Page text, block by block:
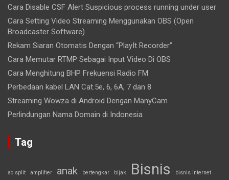
Cara Disable CSF Alert Suspicious process running under user
Cara Setting Video Streaming Menggunakan OBS (Open
Broadcaster Software)
Rekam Siaran Otomatis Dengan “PlayIt Recorder”
Cara Memutar RTMP Sebagai Input Video Di OBS
Cara Menghitung BHP Frekuensi Radio FM
Perbedaan kabel LAN Cat.5e, 6, 6A, 7 dan 8
Streaming Wowza di Android Dengan ManyCam
Perlindungan Nama Domain di Indonesia
Tag
ac split amplifier anak bertengkar bijak Bisnis bisnis internet